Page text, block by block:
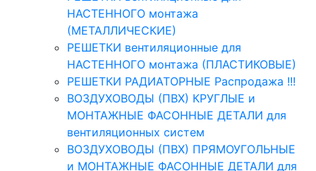
НАСТЕННОГО монтажа
(МЕТАЛЛИЧЕСКИЕ)
РЕШЕТКИ вентиляционные для
НАСТЕННОГО монтажа (ПЛАСТИКОВЫЕ)
РЕШЕТКИ РАДИАТОРНЫЕ Распродажа !!!
ВОЗДУХОВОДЫ (ПВХ) КРУГЛЫЕ и
МОНТАЖНЫЕ ФАСОННЫЕ ДЕТАЛИ для
вентиляционных систем
ВОЗДУХОВОДЫ (ПВХ) ПРЯМОУГОЛЬНЫЕ
и МОНТАЖНЫЕ ФАСОННЫЕ ДЕТАЛИ для